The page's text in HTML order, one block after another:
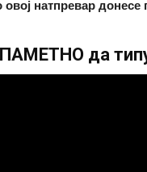
натпревар
да